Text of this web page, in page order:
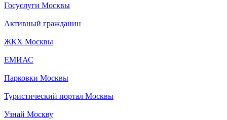
Госуслуги Москвы
Активный гражданин
ЖКХ Москвы
ЕМИАС
Парковки Москвы
Туристический портал Москвы
Узнай Москву